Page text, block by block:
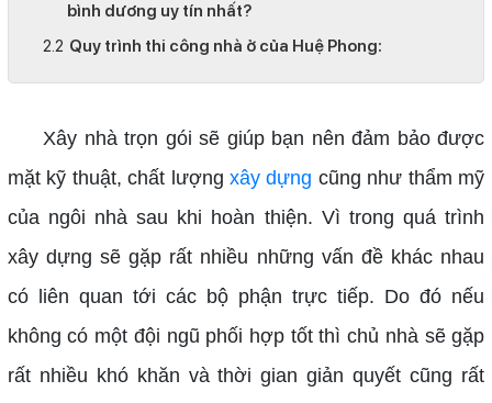
bình dương uy tín nhất?
Quy trình thi công nhà ở của Huệ Phong:
Xây nhà trọn gói sẽ giúp bạn nên đảm bảo được
mặt kỹ thuật, chất lượng xây dựng cũng như thẩm mỹ
của ngôi nhà sau khi hoàn thiện. Vì trong quá trình
xây dựng sẽ gặp rất nhiều những vấn đề khác nhau
có liên quan tới các bộ phận trực tiếp. Do đó nếu
không có một đội ngũ phối hợp tốt thì chủ nhà sẽ gặp
rất nhiều khó khăn và thời gian giản quyết cũng rất